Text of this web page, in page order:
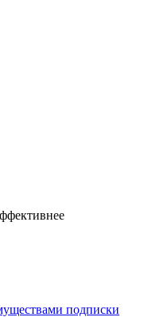
подписки